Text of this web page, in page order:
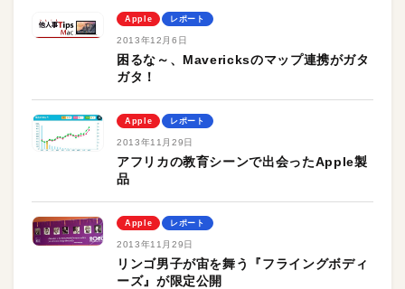
Apple レポート
2013年12月6日
困るな～、Mavericksのマップ連携がガタ
ガタ！
Apple レポート
2013年11月29日
アフリカの教育シーンで出会ったApple製
品
Apple レポート
2013年11月29日
リンゴ男子が宙を舞う『フライングボディ
ーズ』が限定公開